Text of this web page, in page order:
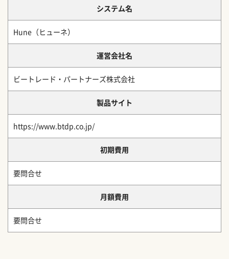
システム名
Hune（ヒューネ）
運営会社名
ビートレード・パートナーズ株式会社
製品サイト
https://www.btdp.co.jp/
初期費用
要問合せ
月額費用
要問合せ